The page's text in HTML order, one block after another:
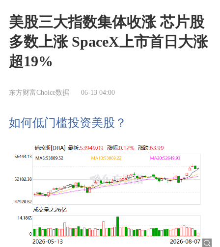
美股三大指数集体收涨 芯片股
多数上涨 SpaceX上市首日大涨
超19%
东方财富Choice数据 06-13 04:00
如何低门槛投资美股？